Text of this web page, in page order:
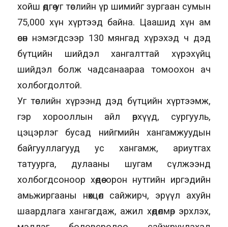
хойш өдгөө уг төслийн үр шимийг зургаан сумын
75,000 хүн хүртээд байна. Цаашид хүн ам
өсөн нэмэгдсээр 130 мянгад хүрэхэд ч дэд
бүтцийн шийдэл хангалттай хүрэхүйц
шийдэл болж чадсанаараа томоохон ач
холбогдолтой.
Уг төслийн хүрээнд дэд бүтцийн хүртээмж,
гэр хорооллын айл өрхүүд, сургууль,
цэцэрлэг бусад нийгмийн хангамжуудын
байгууллагууд ус хангамж, ариутгах
татуурга, дулааны шугам сүлжээнд
холбогдсоноор хөдөө орон нутгийн иргэдийн
амьжиргааны нөхцөл сайжирч, эрүүл ахуйн
шаардлага хангагдаж, ажил хөдөлмөр эрхлэх,